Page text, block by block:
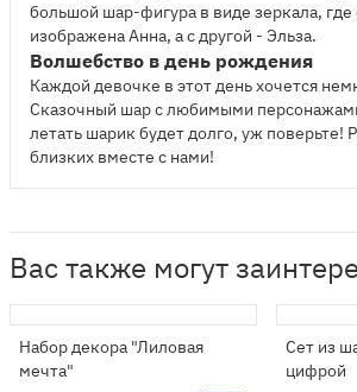
большой шар-фигура в виде зеркала, где
изображена Анна, а с другой - Эльза.
Волшебство в день рождения
Каждой девочке в этот день хочется
Сказочный шар с любимыми
летать шарик будет долго, уж поверьте!
близких вместе с нами!
Вас также могут
Набор декора "Лиловая
мечта"
Сет из
цифрой